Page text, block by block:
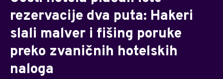
rezervacije dva puta: Hakeri
slali malver i fišing poruke
preko zvaničnih hotelskih
naloga